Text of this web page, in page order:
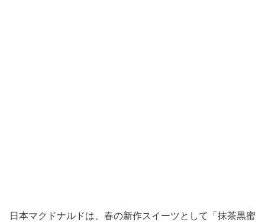
日本マクドナルドは、春の新作スイーツとして「抹茶黒蜜